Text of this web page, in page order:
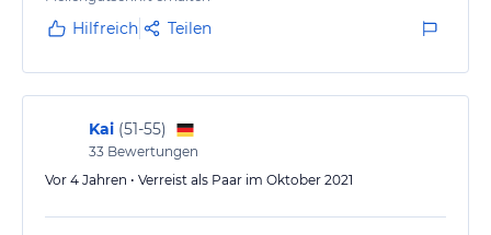
Sonstige Einrichtungen und Services
Informationen und Prospekte über Mallorca
Gepäck-Aufbewahrung
Bücher und DVD zur Verfügung der Gäste
Wäsche-Service
Zimmer war typisch rustikal und komfortabel. Haben
Hilfreich Teilen
Kai (51-55)
33 Bewertungen
Vor 4 Jahren • Verreist als Paar im Oktober 2021